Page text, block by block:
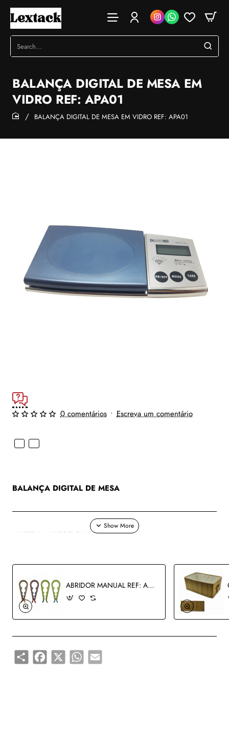
Search...
BALANÇA DIGITAL DE MESA EM
VIDRO REF: APA01
home
BALANÇA DIGITAL DE MESA EM VIDRO REF: APA01
0 comentários • Escreva um comentário
BALANÇA DIGITAL DE MESA
MATERIAL: VIDRO E METAL
CAPACIDADE: 300G ( MÁX )
REF: APA01
ABRIDOR MANUAL REF: AP-FY-4
Share Facebook
X WhatsApp
Email